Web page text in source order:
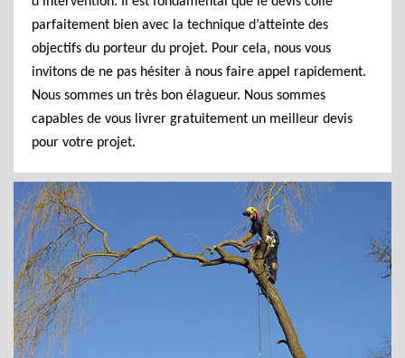
parfaitement bien avec la technique d’atteinte des
objectifs du porteur du projet. Pour cela, nous vous
invitons de ne pas hésiter à nous faire appel rapidement.
Nous sommes un très bon élagueur. Nous sommes
capables de vous livrer gratuitement un meilleur devis
pour votre projet.